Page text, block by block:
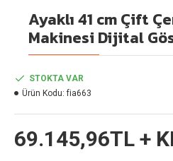
Ayaklı 41 cm Çift
Makinesi Dijital
69.145,96TL +
STOKTA VAR
Ürün Kodu: fia663